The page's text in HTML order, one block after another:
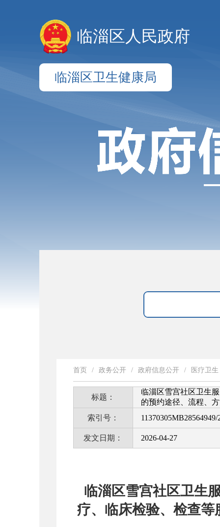
临淄区人民政府
临淄区卫生健康局
首页 / 政务公开 / 政府信息公开 / 医疗卫生
标题：
临淄区雪宫社区卫生
的预约途径、流程、
索引号：
11370305MB28564949/
发文日期： 2026-04-27
临淄区雪宫社区卫生
疗、临床检验、检查